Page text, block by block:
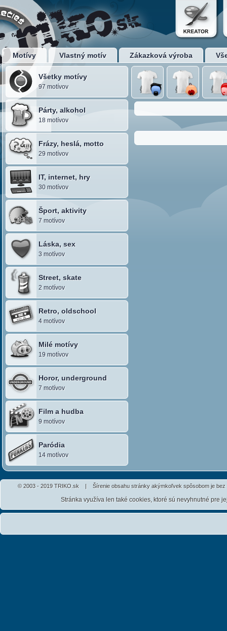
Motívy Vlastný motív Zákazková výroba
Všetky motívy
97 motívov
Párty, alkohol
18 motívov
Frázy, heslá, motto
29 motívov
IT, internet, hry
30 motívov
Šport, aktivity
7 motívov
Láska, sex
3 motívov
Street, skate
2 motívov
Retro, oldschool
4 motívov
Milé motívy
19 motívov
Horor, underground
7 motívov
Film a hudba
9 motívov
Paródia
14 motívov
© 2003 - 2019 TRIKO.sk | Šírenie obsahu stránky akýmkoľvek spôsobom je
Stránka využíva len také cookies, ktoré sú nevyhnutné pre